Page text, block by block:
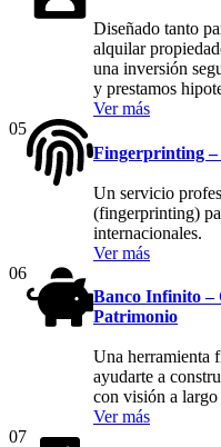
Diseñado tanto
alquilar
una inversión
y prestamos
Ver más
05
Fingerprinting –
Un servicio
(fingerprinting)
internacionales.
Ver más
06
Banco Infinito –
Patrimonio
Una herramienta
ayudarte a
con visión a largo
Ver más
07